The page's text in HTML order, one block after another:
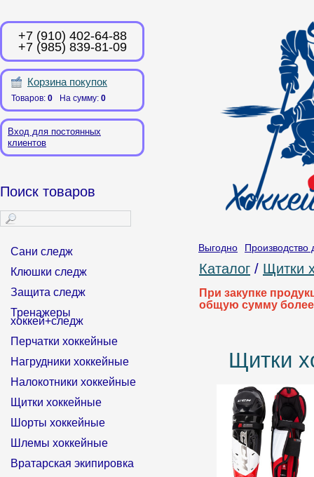
+7 (910) 402-64-88
+7 (985) 839-81-09
Корзина покупок
Товаров: 0 На сумму: 0
Вход для постоянных
клиентов
Выгодно Производство
Поиск товаров
Сани следж
Клюшки следж
Защита следж
Тренажеры
хоккей+следж
Перчатки хоккейные
Нагрудники хоккейные
Налокотники хоккейные
Щитки хоккейные
Шорты хоккейные
Шлемы хоккейные
Вратарская экипировка
Каталог / Щитки
При закупке
общую сумму более
Щитки